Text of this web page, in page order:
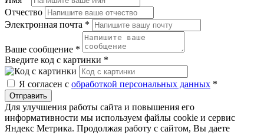
Отчество
Электронная почта *
Ваше сообщение *
Введите код с картинки *
Я согласен с обработкой персональных данных *
Отправить
Для улучшения работы сайта и повышения его
информативности мы используем файлы cookie и сервис
Яндекс Метрика. Продолжая работу с сайтом, Вы даете